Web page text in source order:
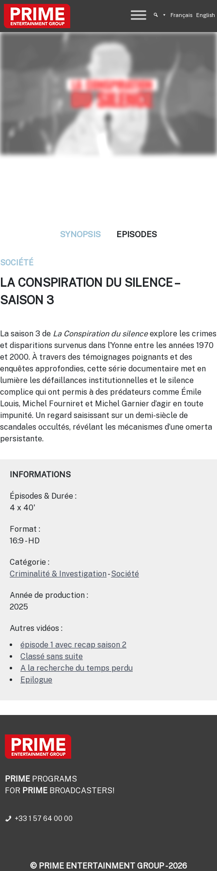
Français English
SYNOPSIS EPISODES
SOCIÉTÉ
LA CONSPIRATION DU SILENCE –
SAISON 3
La saison 3 de La Conspiration du silenceexplore les crimes
et disparitions survenus dans l’Yonne entre les années 1970
et 2000. À travers des témoignages poignants et des
enquêtes approfondies, cette série documentaire met en
lumière les défaillances institutionnelles et le silence
complice qui ont permis à des prédateurs comme Émile
Louis, Michel Fourniret et Michel Garnier d’agir en toute
impunité. Un regard saisissant sur un demi-siècle de
scandales occultés, révélant les mécanismes d’une omerta
persistante.
INFORMATIONS
Épisodes & Durée :
4 x 40'
Format :
16:9 - HD
Catégorie :
Criminalité & Investigation-Société
Année de production :
2025
Autres vidéos :
épisode 1 avec recap saison 2
Classé sans suite
A la recherche du temps perdu
Epilogue
PRIME PROGRAMS
FOR PRIME BROADCASTERS!
+33 1 57 64 00 00
© PRIME ENTERTAINMENT GROUP - 2026